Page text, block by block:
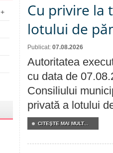
+
Cu privire la
lotului de
Publicat: 07.08.2026
Autoritatea
cu data de
Consiliului
privată a lotului
CITEŞTE MAI MULT...